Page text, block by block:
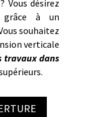
Vous désirez
grâce à un
souhaitez
verticale
travaux dans